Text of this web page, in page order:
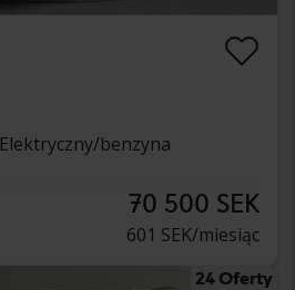
Elektryczny/benzyna
70 500 SEK
601 SEK/miesiąc
24 Oferty